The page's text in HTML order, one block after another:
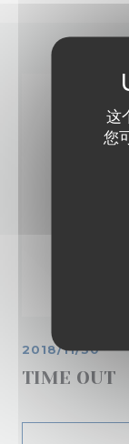
这
您
TIME OUT
2018/11/30